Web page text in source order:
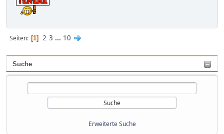
Suche
Erweiterte Suche
Seiten 1 2 3 ... 10